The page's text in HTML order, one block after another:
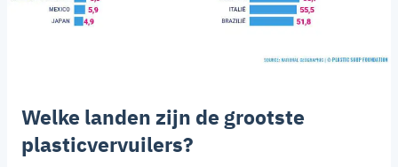
Welke landen zijn de grootste
plasticvervuilers?